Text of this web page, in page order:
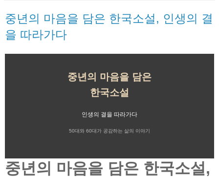
중년의 마음을 담은 한국소설, 인생의 결
을 따라가다
중년의 마음을 담은
한국소설
인생의 결을 따라가다
50대와 60대가 공감하는 삶의 이야기
중년의 마음을 담은 한국소설,